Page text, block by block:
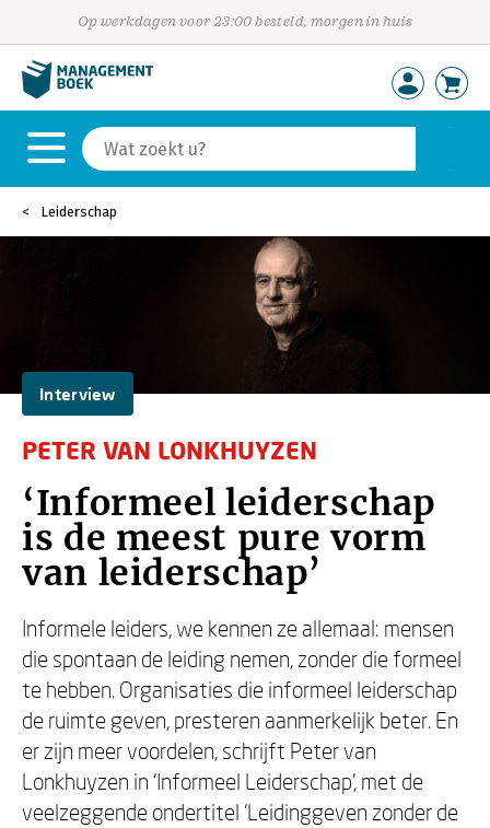
Op werkdagen voor 23:00 besteld, morgen in huis
Leiderschap
Interview
PETER VAN LONKHUYZEN
‘Informeel leiderschap
is de meest pure vorm
van leiderschap’
Informele leiders, we kennen ze allemaal: mensen
die spontaan de leiding nemen, zonder die formeel
te hebben. Organisaties die informeel leiderschap
de ruimte geven, presteren aanmerkelijk beter. En
er zijn meer voordelen, schrijft Peter van
Lonkhuyzen in ‘Informeel Leiderschap’, met de
veelzeggende ondertitel ‘Leidinggeven zonder de